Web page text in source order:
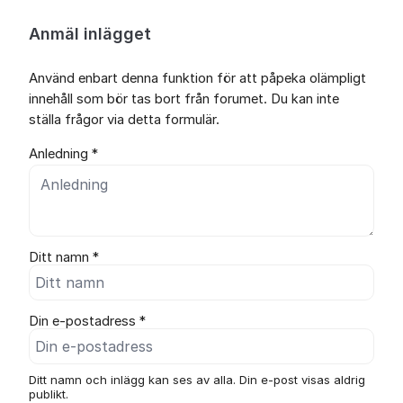
Anmäl inlägget
Använd enbart denna funktion för att påpeka olämpligt
innehåll som bör tas bort från forumet. Du kan inte
ställa frågor via detta formulär.
Anledning *
Ditt namn *
Din e-postadress *
Ditt namn och inlägg kan ses av alla. Din e-post visas aldrig
publikt.